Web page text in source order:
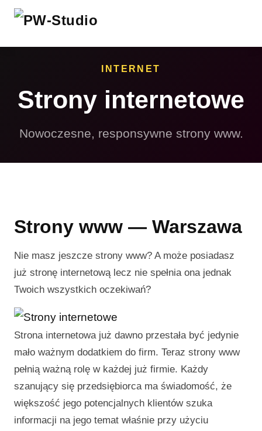
INTERNET
Strony internetowe
Nowoczesne, responsywne strony www.
Strony www — Warszawa
Nie masz jeszcze strony www? A może posiadasz
już stronę internetową lecz nie spełnia ona jednak
Twoich wszystkich oczekiwań?
Strona internetowa już dawno przestała być jedynie
mało ważnym dodatkiem do firm. Teraz strony www
pełnią ważną rolę w każdej już firmie. Każdy
szanujący się przedsiębiorca ma świadomość, że
większość jego potencjalnych klientów szuka
informacji na jego temat właśnie przy użyciu